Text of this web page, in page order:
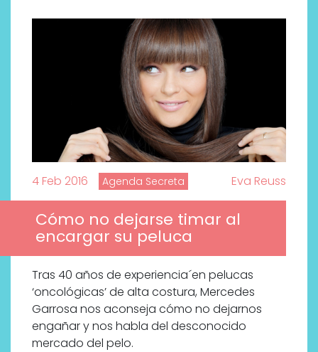
4 Feb 2016 Agenda Secreta Eva Reuss
Cómo no dejarse timar al
encargar su peluca
Tras 40 años de experiencia´en pelucas
‘oncológicas’ de alta costura, Mercedes
Garrosa nos aconseja cómo no dejarnos
engañar y nos habla del desconocido
mercado del pelo.